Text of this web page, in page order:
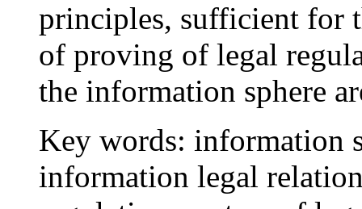
principles, sufficient for
of proving of legal
the information sphere
Key words: information
information legal